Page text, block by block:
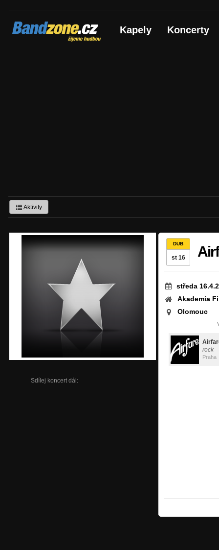
Bandzone.cz
žijeme hudbou Kapely Koncerty
Aktivity
Sdílej koncert dál:
DUB
st 16
středa
Akademia
Olomouc
rock
Praha